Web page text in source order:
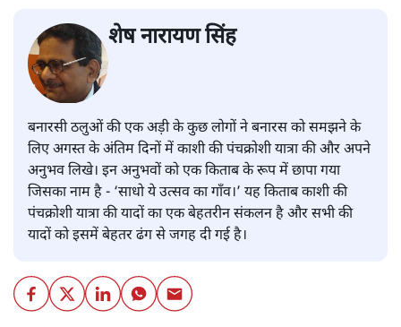
शेष नारायण सिंह
बनारसी ठलुओं की एक अड़ी के कुछ लोगों ने बनारस को समझने के
लिए अगस्त के अंतिम दिनों में काशी की पंचक्रोशी यात्रा की और अपने
अनुभव लिखे। इन अनुभवों को एक किताब के रूप में छापा गया
जिसका नाम है - ‘साधो ये उत्सव का गाँव।’ यह किताब काशी की
पंचक्रोशी यात्रा की यादों का एक बेहतरीन संकलन है और सभी की
यादों को इसमें बेहतर ढंग से जगह दी गई है।